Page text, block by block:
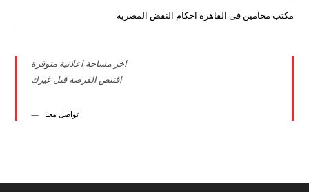
مكتب محامين فى القاهرة احكام النقض المصرية
اخر مساحة اعلانية متوفرة
اقتنص الفرصة قبل غيرك
تواصل معنا